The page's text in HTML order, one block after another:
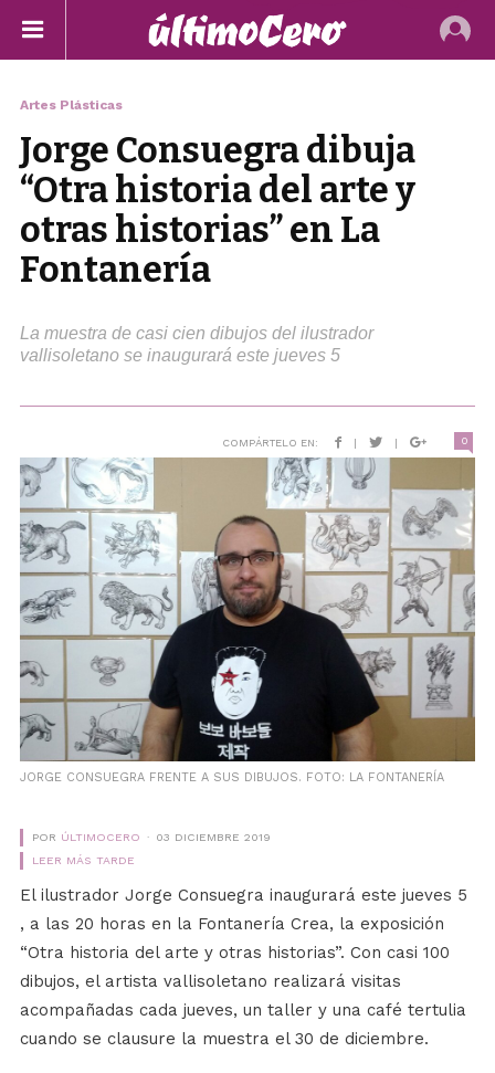
Artes Plásticas
Jorge Consuegra dibuja
“Otra historia del arte y
otras historias” en La
Fontanería
La muestra de casi cien dibujos del ilustrador
vallisoletano se inaugurará este jueves 5
COMPÁRTELO EN: | | 0
JORGE CONSUEGRA FRENTE A SUS DIBUJOS. FOTO: LA FONTANERÍA
POR ÚLTIMOCERO
03 DICIEMBRE 2019
LEER MÁS TARDE
El ilustrador Jorge Consuegra inaugurará este jueves 5
, a las 20 horas en la Fontanería Crea, la exposición
“Otra historia del arte y otras historias”. Con casi 100
dibujos, el artista vallisoletano realizará visitas
acompañadas cada jueves, un taller y una café tertulia
cuando se clausure la muestra el 30 de diciembre.